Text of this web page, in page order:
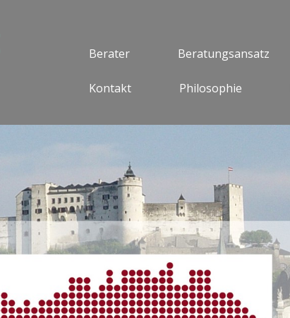
Berater Beratungsansatz
Kontakt Philosophie